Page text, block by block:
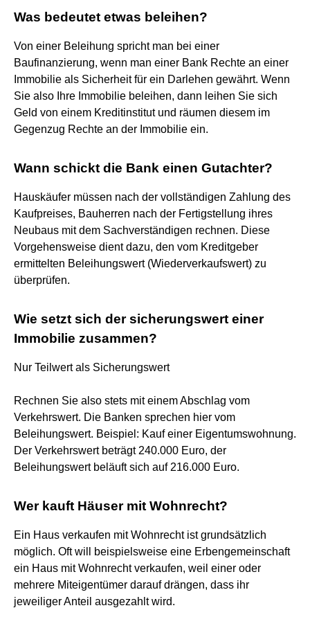
Was bedeutet etwas beleihen?
Von einer Beleihung spricht man bei einer
Baufinanzierung, wenn man einer Bank Rechte an einer
Immobilie als Sicherheit für ein Darlehen gewährt. Wenn
Sie also Ihre Immobilie beleihen, dann leihen Sie sich
Geld von einem Kreditinstitut und räumen diesem im
Gegenzug Rechte an der Immobilie ein.
Wann schickt die Bank einen Gutachter?
Hauskäufer müssen nach der vollständigen Zahlung des
Kaufpreises, Bauherren nach der Fertigstellung ihres
Neubaus mit dem Sachverständigen rechnen. Diese
Vorgehensweise dient dazu, den vom Kreditgeber
ermittelten Beleihungswert (Wiederverkaufswert) zu
überprüfen.
Wie setzt sich der sicherungswert einer
Immobilie zusammen?
Nur Teilwert als Sicherungswert
Rechnen Sie also stets mit einem Abschlag vom
Verkehrswert. Die Banken sprechen hier vom
Beleihungswert. Beispiel: Kauf einer Eigentumswohnung.
Der Verkehrswert beträgt 240.000 Euro, der
Beleihungswert beläuft sich auf 216.000 Euro.
Wer kauft Häuser mit Wohnrecht?
Ein Haus verkaufen mit Wohnrecht ist grundsätzlich
möglich. Oft will beispielsweise eine Erbengemeinschaft
ein Haus mit Wohnrecht verkaufen, weil einer oder
mehrere Miteigentümer darauf drängen, dass ihr
jeweiliger Anteil ausgezahlt wird.